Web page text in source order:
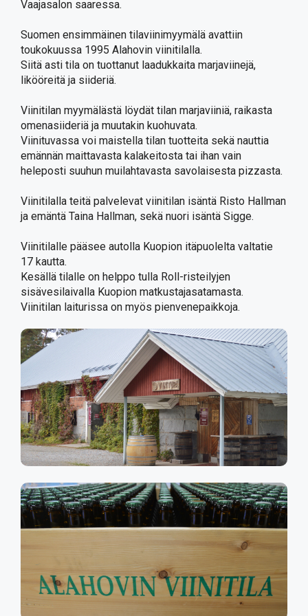
Vaajasalon saaressa.
Suomen ensimmäinen tilaviinimyymälä avattiin
toukokuussa 1995 Alahovin viinitilalla.
Siitä asti tila on tuottanut laadukkaita marjaviinejä,
likööreitä ja siideriä.
Viinitilan myymälästä löydät tilan marjaviiniä, raikasta
omenasiideriä ja muutakin kuohuvata.
Viinituvassa voi maistella tilan tuotteita sekä nauttia
emännän maittavasta kalakeitosta tai ihan vain
heleposti suuhun muilahtavasta savolaisesta pizzasta.
Viinitilalla teitä palvelevat viinitilan isäntä Risto Hallman
ja emäntä Taina Hallman, sekä nuori isäntä Sigge.
Viinitilalle pääsee autolla Kuopion itäpuolelta valtatie
17 kautta.
Kesällä tilalle on helppo tulla Roll-risteilyjen
sisävesilaivalla Kuopion matkustajasatamasta.
Viinitilan laiturissa on myös pienvenepaikkoja.